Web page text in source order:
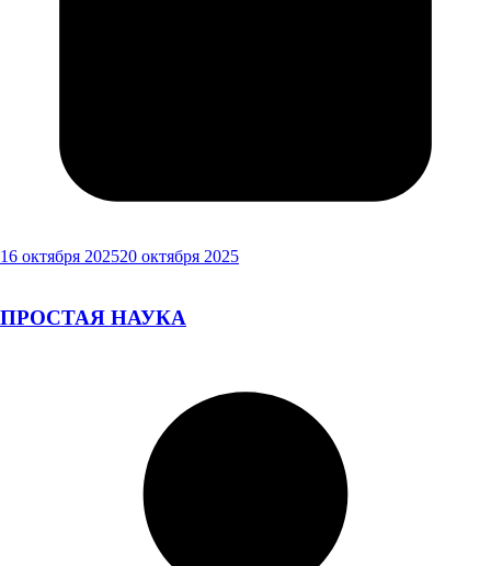
16 октября 202520 октября 2025
ПРОСТАЯ НАУКА